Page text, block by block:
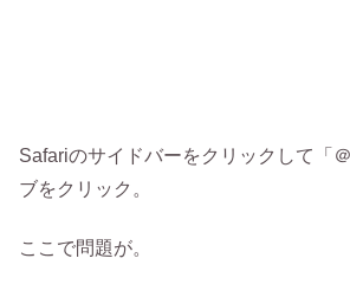
Safariのサイドバーをクリックして「
ブをクリック。
ここで問題が。